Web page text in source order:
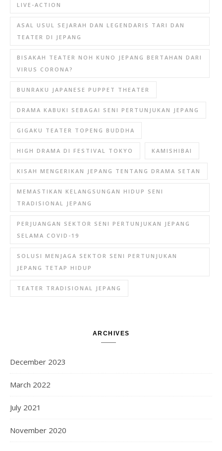
LIVE-ACTION
ASAL USUL SEJARAH DAN LEGENDARIS TARI DAN
TEATER DI JEPANG
BISAKAH TEATER NOH KUNO JEPANG BERTAHAN DARI
VIRUS CORONA?
BUNRAKU JAPANESE PUPPET THEATER
DRAMA KABUKI SEBAGAI SENI PERTUNJUKAN JEPANG
GIGAKU TEATER TOPENG BUDDHA
HIGH DRAMA DI FESTIVAL TOKYO KAMISHIBAI
KISAH MENGERIKAN JEPANG TENTANG DRAMA SETAN
MEMASTIKAN KELANGSUNGAN HIDUP SENI
TRADISIONAL JEPANG
PERJUANGAN SEKTOR SENI PERTUNJUKAN JEPANG
SELAMA COVID-19
SOLUSI MENJAGA SEKTOR SENI PERTUNJUKAN
JEPANG TETAP HIDUP
TEATER TRADISIONAL JEPANG
ARCHIVES
December 2023
March 2022
July 2021
November 2020